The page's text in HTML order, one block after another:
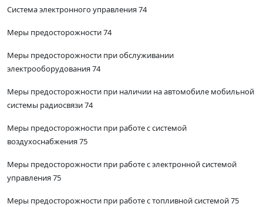
Система электронного управления 74
Меры предосторожности 74
Меры предосторожности при обслуживании
электрооборудования 74
Меры предосторожности при наличии на автомобиле мобильной
системы радиосвязи 74
Меры предосторожности при работе с системой
воздухоснабжения 75
Меры предосторожности при работе с электронной системой
управления 75
Меры предосторожности при работе с топливной системой 75